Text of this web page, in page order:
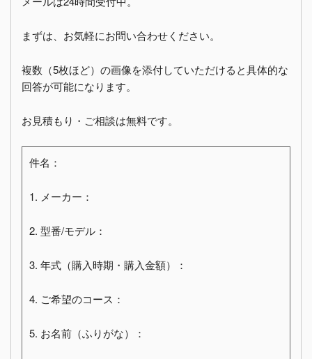
まずは、お気軽にお問い合わせください。
複数（5枚ほど）の画像を添付していただけると具体的な
回答が可能になります。
お見積もり・ご相談は無料です。
件名：
1. メーカー：
2. 型番/モデル：
3. 年式（購入時期・購入金額）：
4. ご希望のコース：
5. お名前（ふりがな）：